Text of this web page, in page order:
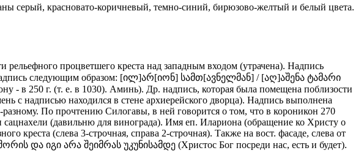
серый, красновато-коричневый, темно-синий, бирюзово-желтый и белый цвета.
рельефного процветшего креста над западным входом (утрачена). Надпись
следующим образом: [ილ]არ[იონ] სამთ[ავნელმან] / [აღ]აშენა ტამარი
250 г. (т. е. в 1030). Аминь). Др. надпись, которая была помещена поблизости
с надписью находился в стене архиерейского дворца). Надпись выполнена
разному. По прочтению Силогавы, в ней говорится о том, что в короникон 270
(давильню для винограда). Имя еп. Илариона (обращение ко Христу о
креста (слева 3-строчная, справа 2-строчная). Также на вост. фасаде, слева от
და იგი არა შეიმრას უკუნისამდე (Христос Бог посреди нас, есть и будет).